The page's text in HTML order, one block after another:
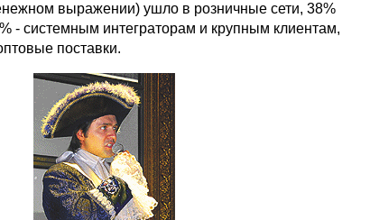
выражении) ушло в розничные сети, 38%
- системным интеграторам и крупным клиентам,
поставки.